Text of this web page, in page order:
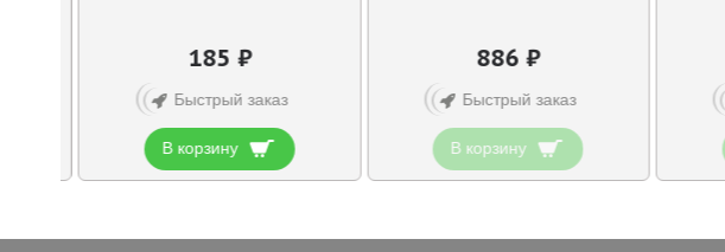
185 ₽
Быстрый заказ
В корзину
886 ₽
Быстрый заказ
В корзину